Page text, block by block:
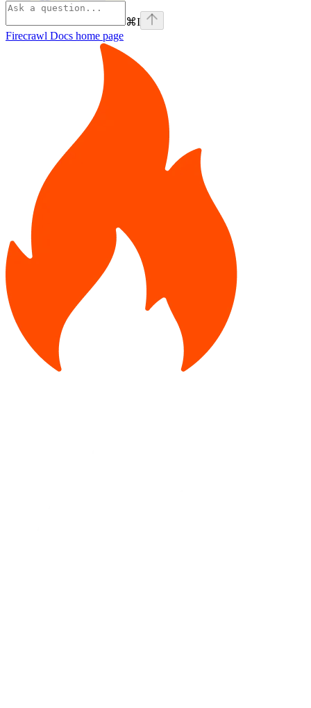
⌘I
Firecrawl Docs home page